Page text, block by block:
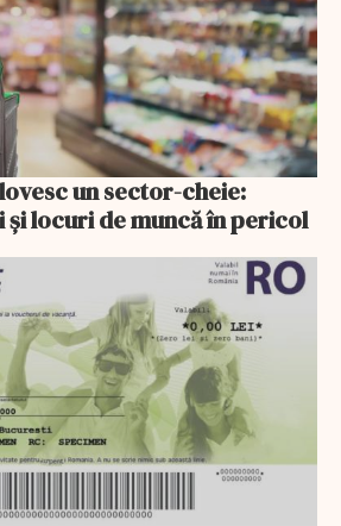
un sector-cheie:
locuri de muncă în pericol